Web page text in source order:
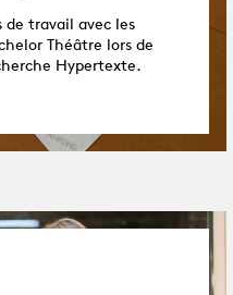
de travail avec les
Théâtre lors de
Hypertexte.